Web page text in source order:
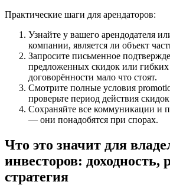
Практические шаги для арендаторов:
Узнайте у вашего арендодателя
компании, является ли объект
Запросите письменное
предложенных скидок или
договорённости мало что стоят.
Смотрите полные условия
проверьте период действия
Сохраняйте все коммуникации и
— они понадобятся при спорах.
Что это значит для
инвесторов: доходность,
стратегия